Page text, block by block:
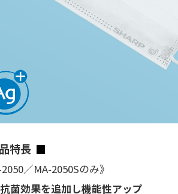
特長
2050／MA-2050Sのみ》
抗菌効果を追加し機能性アップ